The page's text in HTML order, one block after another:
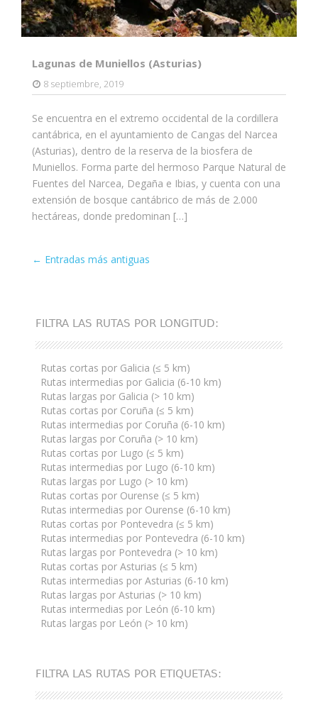
Lagunas de Muniellos (Asturias)
8 septiembre, 2019
Se encuentra en el extremo occidental de la cordillera
cantábrica, en el ayuntamiento de Cangas del Narcea
(Asturias), dentro de la reserva de la biosfera de
Muniellos. Forma parte del hermoso Parque Natural de
Fuentes del Narcea, Degaña e Ibias, y cuenta con una
extensión de bosque cantábrico de más de 2.000
hectáreas, donde predominan […]
Entrada
navegación
← Entradas más antiguas
FILTRA LAS RUTAS POR LONGITUD:
Rutas cortas por Galicia (≤ 5 km)
Rutas intermedias por Galicia (6-10 km)
Rutas largas por Galicia (> 10 km)
Rutas cortas por Coruña (≤ 5 km)
Rutas intermedias por Coruña (6-10 km)
Rutas largas por Coruña (> 10 km)
Rutas cortas por Lugo (≤ 5 km)
Rutas intermedias por Lugo (6-10 km)
Rutas largas por Lugo (> 10 km)
Rutas cortas por Ourense (≤ 5 km)
Rutas intermedias por Ourense (6-10 km)
Rutas cortas por Pontevedra (≤ 5 km)
Rutas intermedias por Pontevedra (6-10 km)
Rutas largas por Pontevedra (> 10 km)
Rutas cortas por Asturias (≤ 5 km)
Rutas intermedias por Asturias (6-10 km)
Rutas largas por Asturias (> 10 km)
Rutas intermedias por León (6-10 km)
Rutas largas por León (> 10 km)
FILTRA LAS RUTAS POR ETIQUETAS: